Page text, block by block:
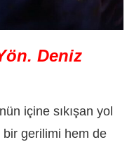
Deniz
içine sıkışan yol
gerilimi hem de